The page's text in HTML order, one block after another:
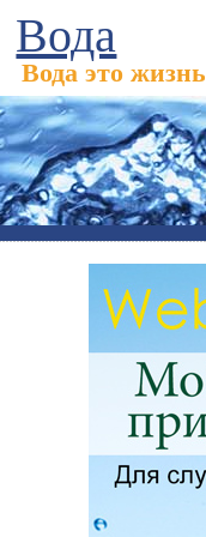
Вода
Вода это жизнь